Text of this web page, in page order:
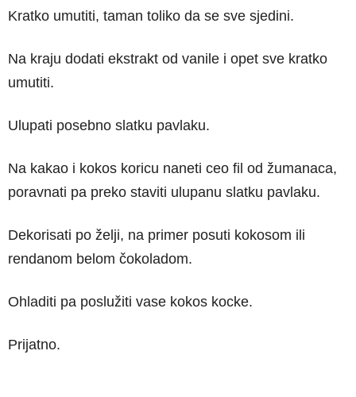
Kratko umutiti, taman toliko da se sve sjedini.
Na kraju dodati ekstrakt od vanile i opet sve kratko
umutiti.
Ulupati posebno slatku pavlaku.
Na kakao i kokos koricu naneti ceo fil od žumanaca,
poravnati pa preko staviti ulupanu slatku pavlaku.
Dekorisati po želji, na primer posuti kokosom ili
rendanom belom čokoladom.
Ohladiti pa poslužiti vase kokos kocke.
Prijatno.